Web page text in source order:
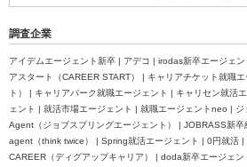
調査企業
アイデムエージェント新卒 | アデコ | irodas新卒エージェ
アスタート（CAREER START） | キャリアチケット就職
ト） | キャリアパーク就職エージェント | キャリセン就活
ェント | 就活市場エージェント | 就職エージェントneo |
Agent（ジョブスプリングエージェント） | JOBRASS新
agent（think twice） | Spring就活エージェント | 0円就活
CAREER（ディグアップキャリア） | doda新卒エージェ